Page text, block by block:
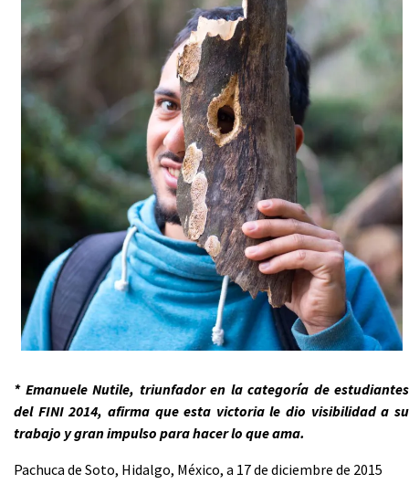
* Emanuele Nutile, triunfador en la categoría de estudiantes
del FINI 2014, afirma que esta victoria le dio visibilidad a su
trabajo y gran impulso para hacer lo que ama.
Pachuca de Soto, Hidalgo, México, a 17 de diciembre de 2015